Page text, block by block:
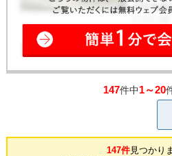
147件中1～20
147件見つかり